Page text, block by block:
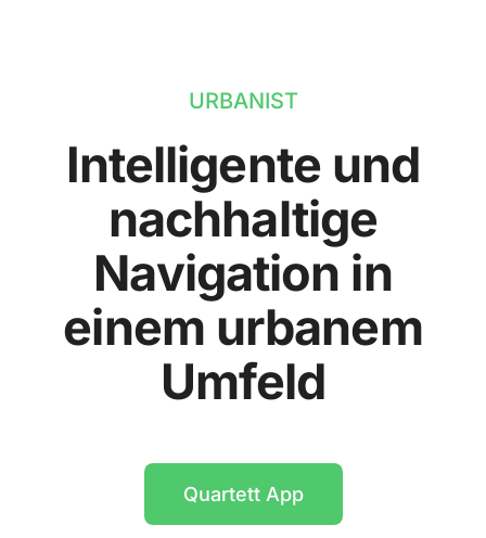
URBANIST
Intelligente und
nachhaltige
Navigation in
einem urbanem
Umfeld
Quartett App